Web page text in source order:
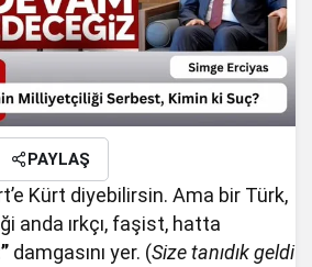
PAYLAŞ
Kürt diyebilirsin. Ama bir Türk,
anda ırkçı, faşist, hatta
damgasını yer. (Size tanıdık geldi